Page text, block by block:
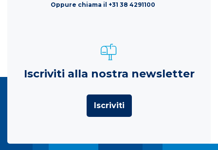
Oppure chiama il +31 38 4291100
Iscriviti alla nostra newsletter
Iscriviti